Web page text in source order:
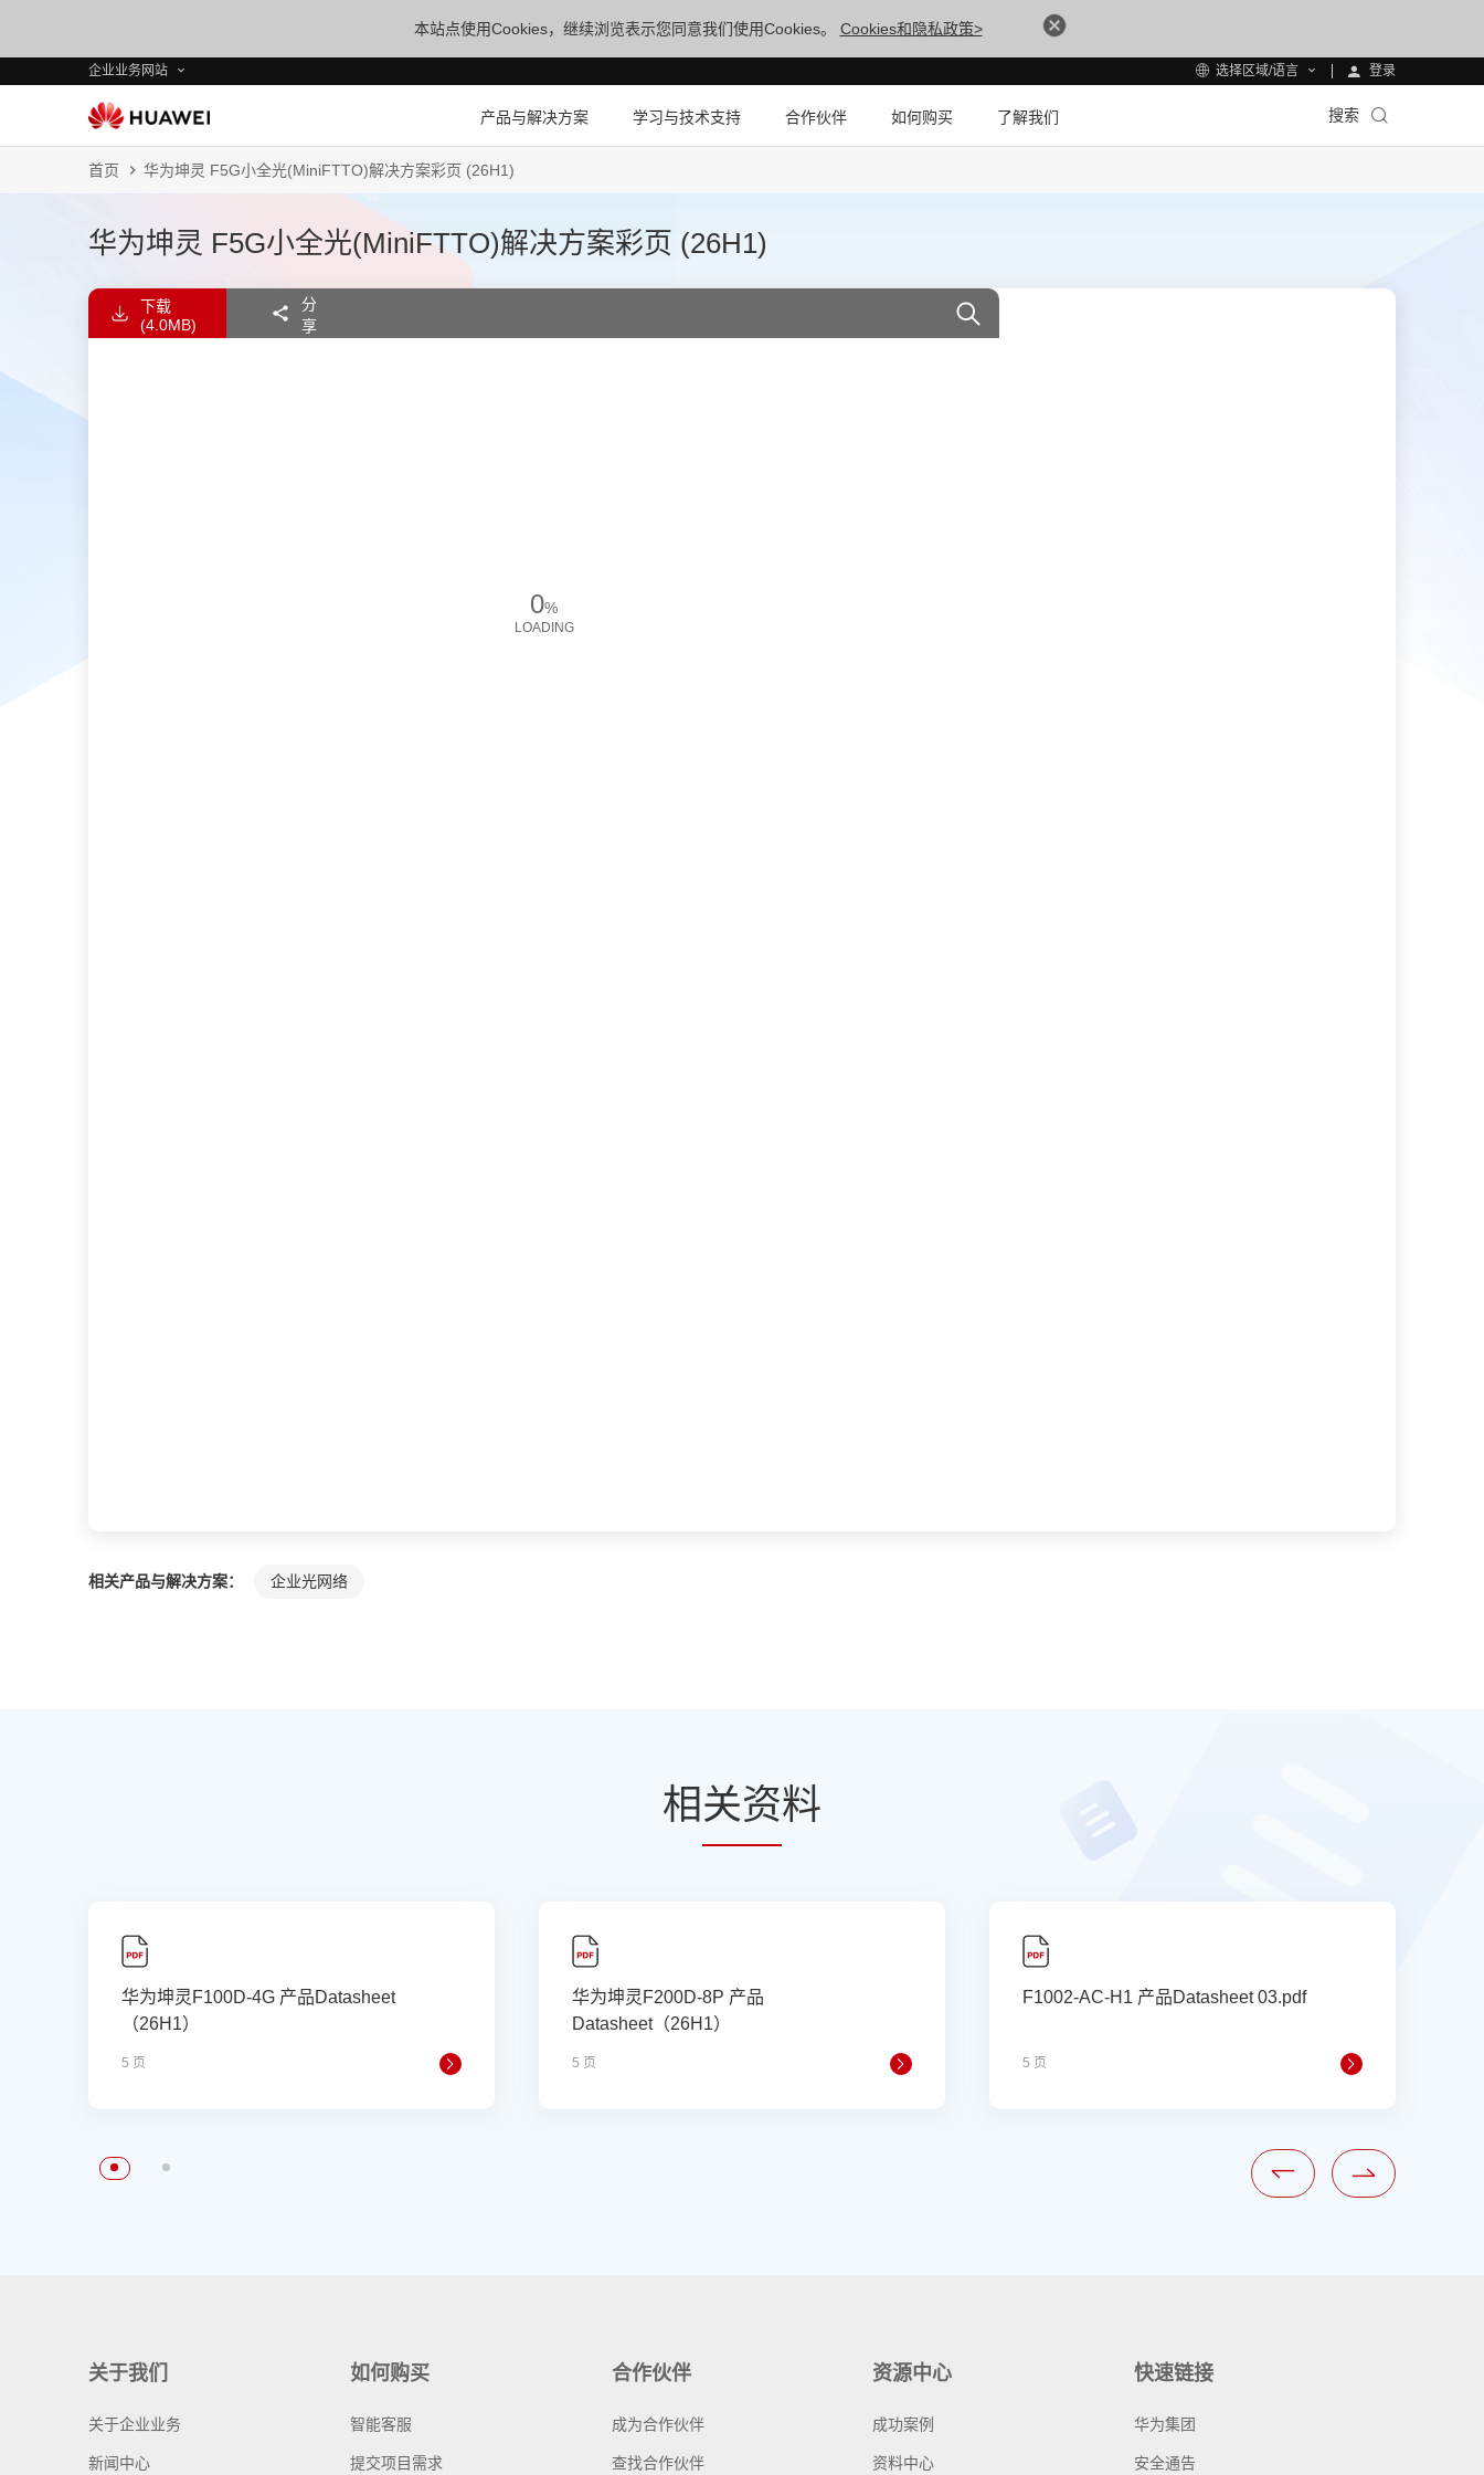
本站点使用Cookies，继续浏览表示您同意我们使用Cookies。 Cookies和隐私政策>
企业业务网站 选择区域/语言 登录
产品与解决方案 学习与技术支持 合作伙伴 如何购买 了解我们 搜索
首页 华为坤灵 F5G小全光(MiniFTTO)解决方案彩页 (26H1)
华为坤灵 F5G小全光(MiniFTTO)解决方案彩页 (26H1)
相关产品与解决方案： 企业光网络
下载
(4.0MB)
分
享
0%
LOADING
相关资料
华为坤灵F100D-4G 产品Datasheet
（26H1）
5 页
华为坤灵F200D-8P 产品
Datasheet（26H1）
5 页
F1002-AC-H1 产品Datasheet 03.pdf
5 页
关于我们
关于企业业务
新闻中心
如何购买
智能客服
提交项目需求
合作伙伴
成为合作伙伴
查找合作伙伴
资源中心
成功案例
资料中心
快速链接
华为集团
安全通告